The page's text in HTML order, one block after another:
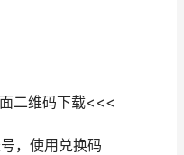
二维码下载<<<
，使用兑换码